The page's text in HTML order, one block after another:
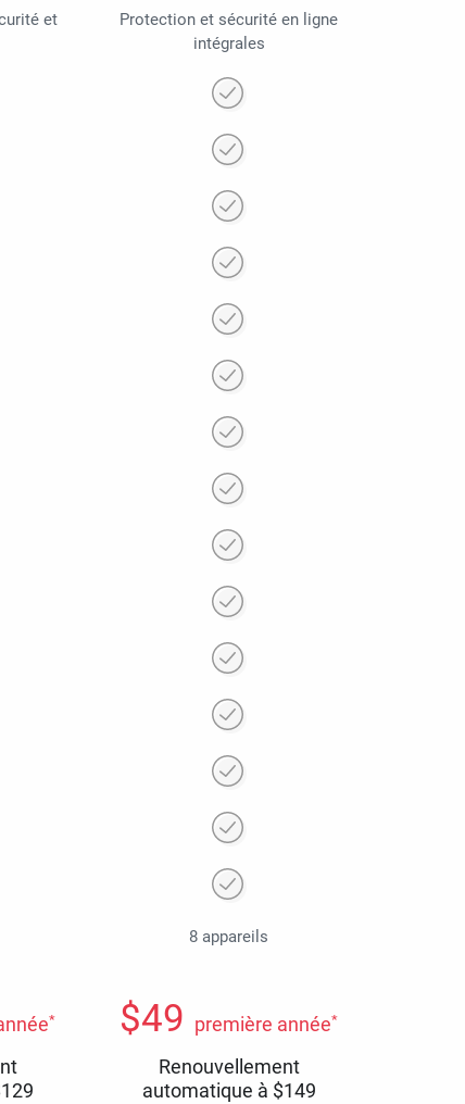
et
Protection et sécurité en ligne
intégrales
8 appareils
*
129
$49 première année*
Renouvellement
automatique à $149